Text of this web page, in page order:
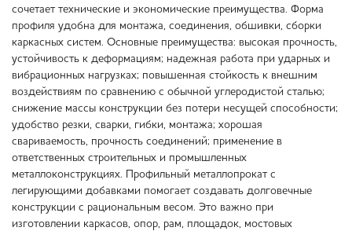
сочетает технические и экономические преимущества. Форма
профиля удобна для монтажа, соединения, обшивки, сборки
каркасных систем. Основные преимущества: высокая прочность,
устойчивость к деформациям; надежная работа при ударных и
вибрационных нагрузках; повышенная стойкость к внешним
воздействиям по сравнению с обычной углеродистой сталью;
снижение массы конструкции без потери несущей способности;
удобство резки, сварки, гибки, монтажа; хорошая
свариваемость, прочность соединений; применение в
ответственных строительных и промышленных
металлоконструкциях. Профильный металлопрокат с
легирующими добавками помогает создавать долговечные
конструкции с рациональным весом. Это важно при
изготовлении каркасов, опор, рам, площадок, мостовых